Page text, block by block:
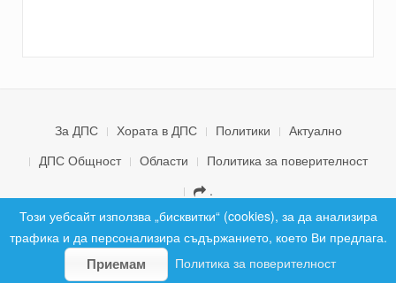
За ДПС Хората в ДПС Политики
Актуално
ДПС Общност
Области
Политика за поверителност
.
© 2026 ДПС България. Всички права запазени.
Този уебсайт използва „бисквитки“ (cookies), за да анализира
трафика и да персонализира съдържанието, което Ви предлага.
Приемам Политика за поверителност